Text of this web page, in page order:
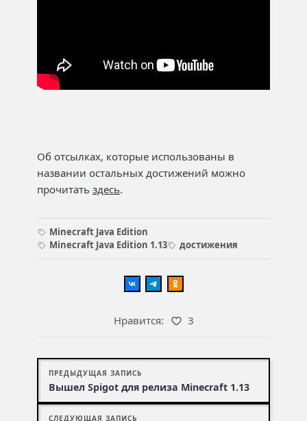
Об отсылках, которые использованы в
названии остальных достижений можно
прочитать здесь.
Minecraft Java Edition
Minecraft Java Edition 1.13
достижения
Нравится: 3
ПРЕДЫДУЩАЯ ЗАПИСЬ
Вышел Spigot для релиза Minecraft 1.13
СЛЕДУЮЩАЯ ЗАПИСЬ